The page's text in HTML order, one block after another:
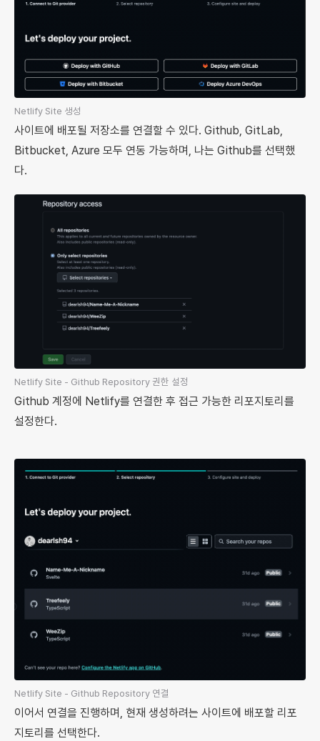
Netlify Site 생성
사이트에 배포될 저장소를 연결할 수 있다. Github, GitLab,
Bitbucket, Azure 모두 연동 가능하며, 나는 Github를 선택했
다.
Netlify Site - Github Repository 권한 설정
Github 계정에 Netlify를 연결한 후 접근 가능한 리포지토리를
설정한다.
Netlify Site - Github Repository 연결
이어서 연결을 진행하며, 현재 생성하려는 사이트에 배포할 리포
지토리를 선택한다.